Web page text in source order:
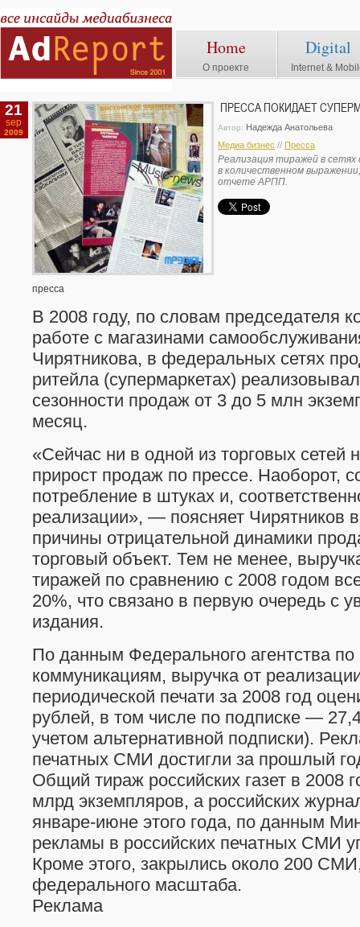
Home
О проекте
Digital
Internet &
21
sep
2009
пресса
ПРЕССА ПОКИДАЕТ
Автор: Надежда Анатольева
Медиа бизнес // Пресса
Реализация тиражей в сетях
в количественном
отчете АРПП.
В 2008 году, по словам председателя
работе с магазинами
Чирятникова, в федеральных сетях
ритейла (супермаркетах)
сезонности продаж от 3 до 5 млн
месяц.
«Сейчас ни в одной из торговых сетей
прирост продаж по прессе. Наоборот,
потребление в штуках и,
реализации», — поясняет Чирятников
причины отрицательной динамики
торговый объект. Тем не менее,
тиражей по сравнению с 2008 годом
20%, что связано в первую очередь с
издания.
По данным Федерального агентства
коммуникациям, выручка от
периодической печати за 2008 год
рублей, в том числе по подписке —
учетом альтернативной подписки).
печатных СМИ достигли за прошлый
Общий тираж российских газет в 2008
млрд экземпляров, а российских
январе-июне этого года, по данным
рекламы в российских печатных СМИ
Кроме этого, закрылись около 200
федерального масштаба.
Реклама